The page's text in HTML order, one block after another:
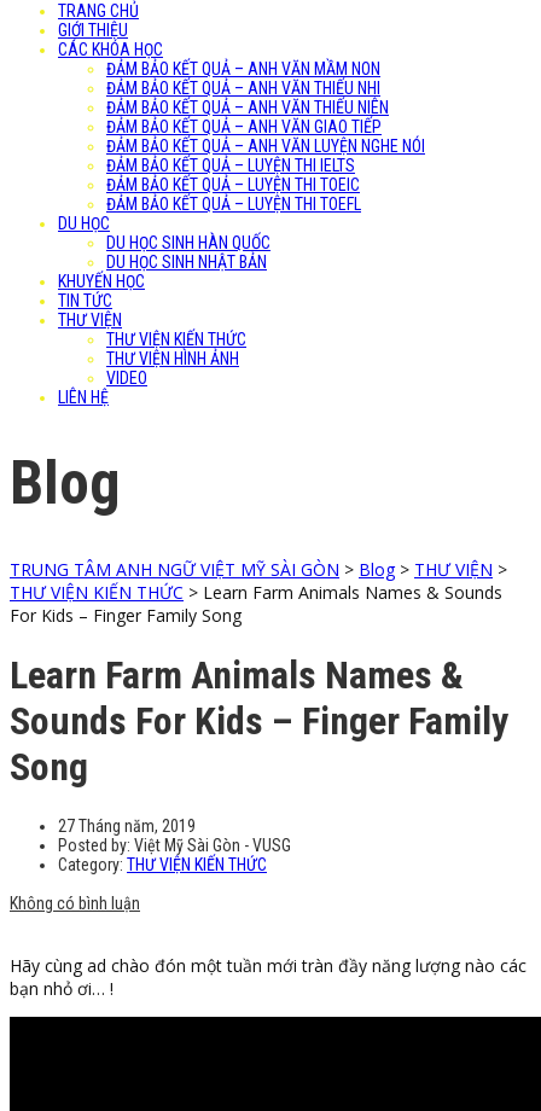
TRANG CHỦ
GIỚI THIỆU
CÁC KHÓA HỌC
ĐẢM BẢO KẾT QUẢ – ANH VĂN MẦM NON
ĐẢM BẢO KẾT QUẢ – ANH VĂN THIẾU NHI
ĐẢM BẢO KẾT QUẢ – ANH VĂN THIẾU NIÊN
ĐẢM BẢO KẾT QUẢ – ANH VĂN GIAO TIẾP
ĐẢM BẢO KẾT QUẢ – ANH VĂN LUYỆN NGHE NÓI
ĐẢM BẢO KẾT QUẢ – LUYỆN THI IELTS
ĐẢM BẢO KẾT QUẢ – LUYỆN THI TOEIC
ĐẢM BẢO KẾT QUẢ – LUYỆN THI TOEFL
DU HỌC
DU HỌC SINH HÀN QUỐC
DU HỌC SINH NHẬT BẢN
KHUYẾN HỌC
TIN TỨC
THƯ VIỆN
THƯ VIỆN KIẾN THỨC
THƯ VIỆN HÌNH ẢNH
VIDEO
LIÊN HỆ
Blog
TRUNG TÂM ANH NGỮ VIỆT MỸ SÀI GÒN > Blog> THƯ VIỆN >
THƯ VIỆN KIẾN THỨC > Learn Farm Animals Names & Sounds
For Kids – Finger Family Song
Learn Farm Animals Names &
Sounds For Kids – Finger Family
Song
27 Tháng năm, 2019
Posted by: Việt Mỹ Sài Gòn - VUSG
Category: THƯ VIỆN KIẾN THỨC
Không có bình luận
Hãy cùng ad chào đón một tuần mới tràn đầy năng lượng nào các
bạn nhỏ ơi… !